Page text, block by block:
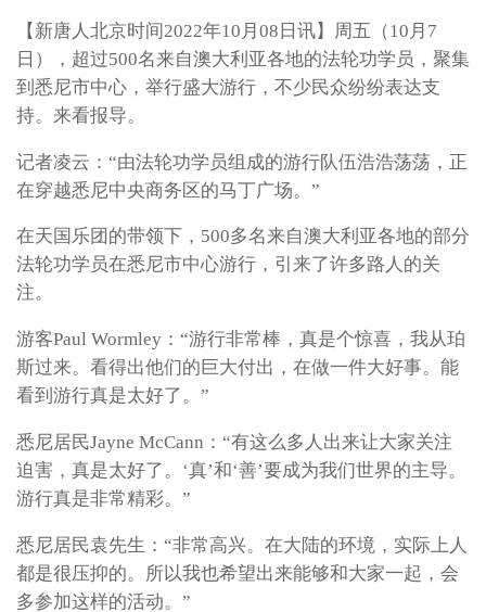
【新唐人北京时间2022年10月08日讯】周五（10月7
日），超过500名来自澳大利亚各地的法轮功学员，聚集
到悉尼市中心，举行盛大游行，不少民众纷纷表达支
持。来看报导。
记者凌云：“由法轮功学员组成的游行队伍浩浩荡荡，正
在穿越悉尼中央商务区的马丁广场。”
在天国乐团的带领下，500多名来自澳大利亚各地的部分
法轮功学员在悉尼市中心游行，引来了许多路人的关
注。
游客Paul Wormley：“游行非常棒，真是个惊喜，我从珀
斯过来。看得出他们的巨大付出，在做一件大好事。能
看到游行真是太好了。”
悉尼居民Jayne McCann：“有这么多人出来让大家关注
迫害，真是太好了。‘真’和‘善’要成为我们世界的主导。
游行真是非常精彩。”
悉尼居民袁先生：“非常高兴。在大陆的环境，实际上人
都是很压抑的。所以我也希望出来能够和大家一起，会
多参加这样的活动。”